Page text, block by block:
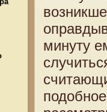
минуту